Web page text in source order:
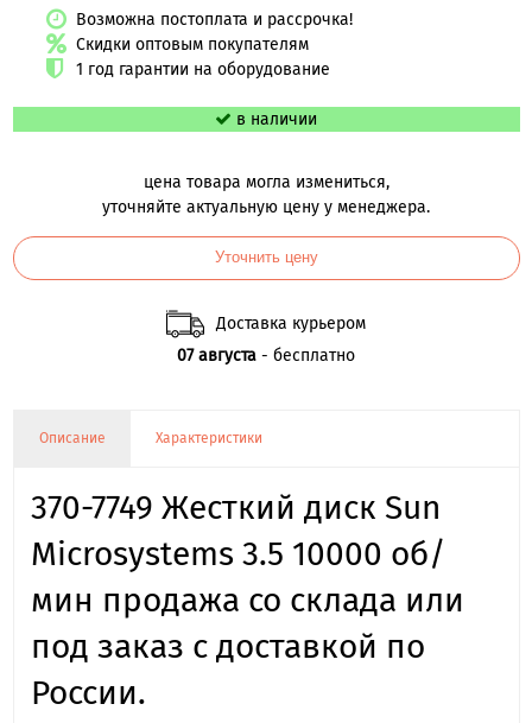
Возможна постоплата и рассрочка!
Скидки оптовым покупателям
1 год гарантии на оборудование
в наличии
цена товара могла измениться,
уточняйте актуальную цену у менеджера.
Уточнить цену
Доставка курьером
07 августа - бесплатно
Описание Характеристики
370-7749 Жесткий диск Sun
Microsystems 3.5 10000 об/
мин продажа со склада или
под заказ с доставкой по
России.